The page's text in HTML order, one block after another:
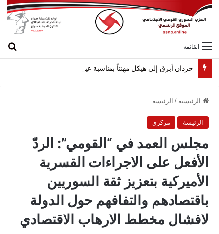
القائمة
حردان أبرق إلى هيكل مهنئاً بمناسبة عيد الجيش
الرئيسية / الرئيسة
الرئيسة مركزي
مجلس العمد في “القومي”: الردّ
الأفعل على الاجراءات القسرية
الأميركية بتعزيز ثقة السوريين
باقتصادهم والتفافهم حول الدولة
لافشال مخطط الارهاب الاقتصادي